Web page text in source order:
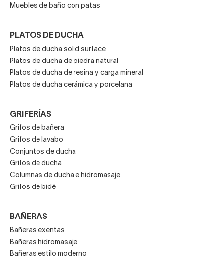
Muebles de baño con patas
PLATOS DE DUCHA
Platos de ducha solid surface
Platos de ducha de piedra natural
Platos de ducha de resina y carga mineral
Platos de ducha cerámica y porcelana
GRIFERÍAS
Grifos de bañera
Grifos de lavabo
Conjuntos de ducha
Grifos de ducha
Columnas de ducha e hidromasaje
Grifos de bidé
BAÑERAS
Bañeras exentas
Bañeras hidromasaje
Bañeras estilo moderno